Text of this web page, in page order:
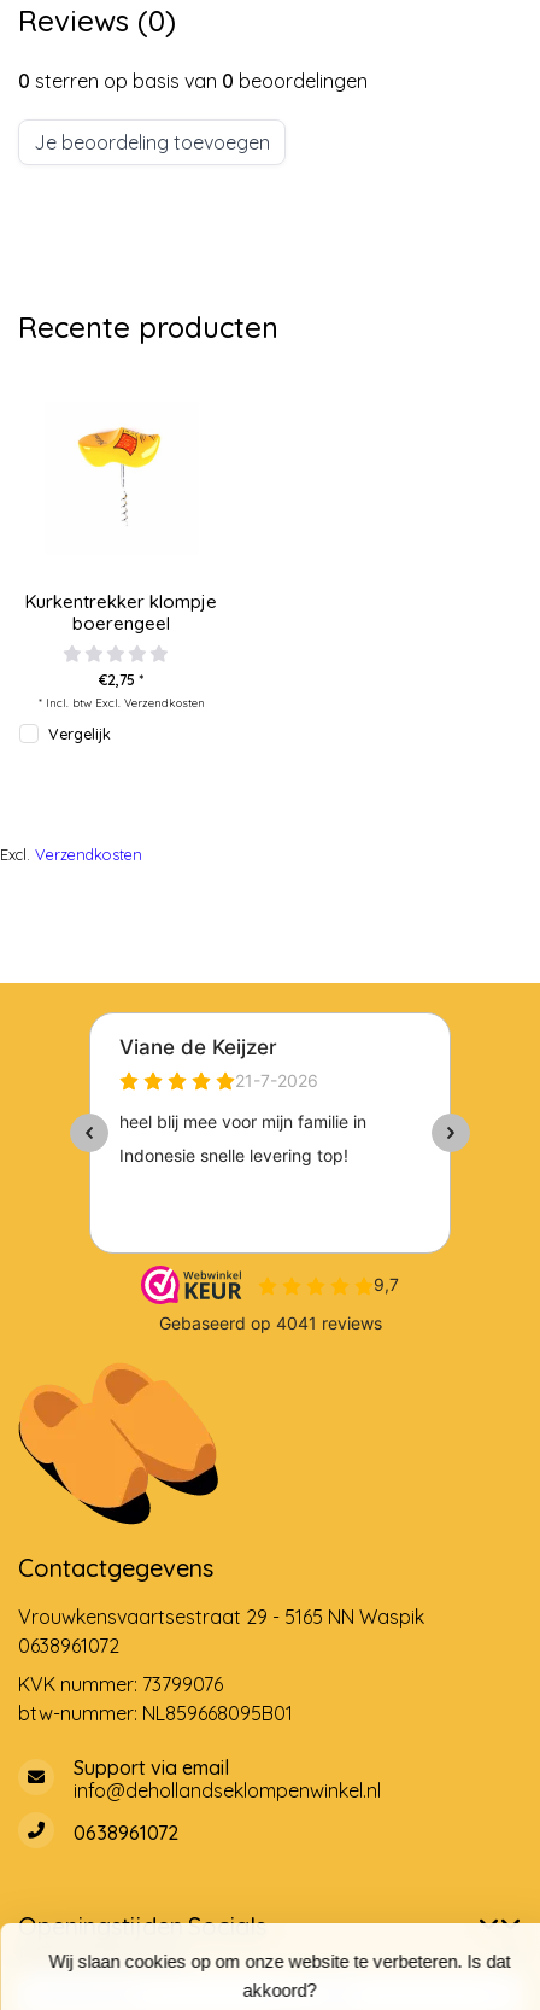
Wij slaan cookies op om onze website te verbeteren. Is dat
akkoord?
Reviews (0)
0 sterren op basis van 0 beoordelingen
Je beoordeling toevoegen
Recente producten
Kurkentrekker klompje
boerengeel
€2,75 *
* Incl. btw Excl. Verzendkosten
Vergelijk
Excl. Verzendkosten
Contactgegevens
Vrouwkensvaartsestraat 29 - 5165 NN Waspik
0638961072
KVK nummer: 73799076
btw-nummer: NL859668095B01
Support via email
info@dehollandseklompenwinkel.nl
0638961072
OpeningstijdenSocials
Klantenservice